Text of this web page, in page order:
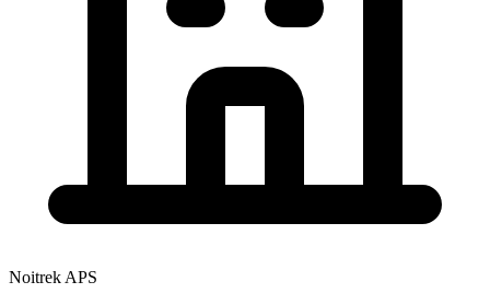
Noitrek APS